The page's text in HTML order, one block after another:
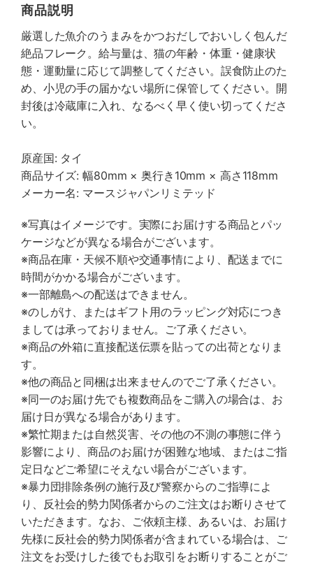
商品説明
厳選した魚介のうまみをかつおだしでおいしく包んだ
絶品フレーク。給与量は、猫の年齢・体重・健康状
態・運動量に応じて調整してください。誤食防止のた
め、小児の手の届かない場所に保管してください。開
封後は冷蔵庫に入れ、なるべく早く使い切ってくださ
い。
原産国: タイ
商品サイズ: 幅80mm × 奥行き10mm × 高さ118mm
メーカー名: マースジャパンリミテッド
※写真はイメージです。実際にお届けする商品とパッ
ケージなどが異なる場合がございます。
※商品在庫・天候不順や交通事情により、配送までに
時間がかかる場合がございます。
※一部離島への配送はできません。
※のしがけ、またはギフト用のラッピング対応につき
ましては承っておりません。ご了承ください。
※商品の外箱に直接配送伝票を貼っての出荷となりま
す。
※他の商品と同梱は出来ませんのでご了承ください。
※同一のお届け先でも複数商品をご購入の場合は、お
届け日が異なる場合があります。
※繁忙期または自然災害、その他の不測の事態に伴う
影響により、商品のお届けが困難な地域、またはご指
定日などご希望にそえない場合がございます。
※暴力団排除条例の施行及び警察からのご指導によ
り、反社会的勢力関係者からのご注文はお断りさせて
いただきます。なお、ご依頼主様、あるいは、お届け
先様に反社会的勢力関係者が含まれている場合は、ご
注文をお受けした後でもお取引をお断りすることがご